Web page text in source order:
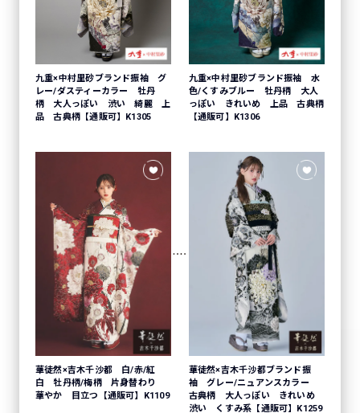
九重×中村里砂ブランド振袖 グ
レー/ダスティーカラー 牡丹
柄 大人っぽい 渋い 綺麗 上
品 古典柄【通販可】K1305
九重×中村里砂ブランド振袖 水
色/くすみブルー 牡丹柄 大人
っぽい きれいめ 上品 古典柄
【通販可】K1306
華徒然×吉木千沙都 白/赤/紅
白 牡丹柄/梅柄 片身替わり
華やか 目立つ【通販可】K1109
華徒然×吉木千沙都ブランド振
袖 グレー/ニュアンスカラー
古典柄 大人っぽい きれいめ
渋い くすみ系【通販可】K1259